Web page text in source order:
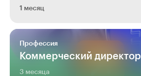
1 месяц
Профессия
Коммерческий директор
3 месяца